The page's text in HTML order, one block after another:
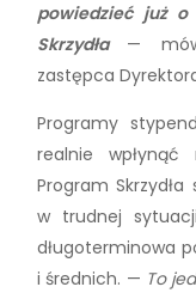
powiedzieć już o
Skrzydła —
zastępca
Programy
realnie
Program
w trudnej
długoterminowa
i średnich. — To